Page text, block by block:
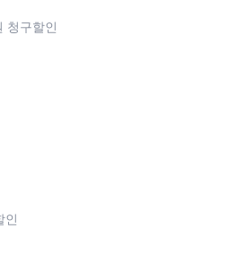
청구할인
인